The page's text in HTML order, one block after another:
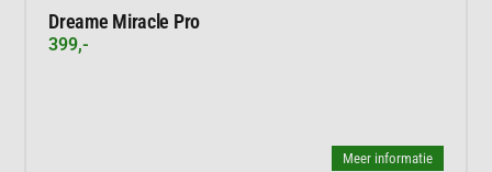
Dreame Miracle Pro
399,-
Meer informatie